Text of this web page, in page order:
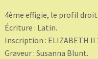
4ème effigie, le profil droit
Écriture : Latin.
Inscription : ELIZABETH II
Graveur : Susanna Blunt.